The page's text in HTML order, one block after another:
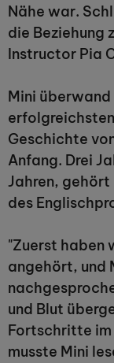
Nähe war.
die Beziehung
Instructor Pia
Mini
Geschichte
Anfang. Drei
Jahren, gehört
des
"Zuerst haben
angehört, und
und Blut
Fortschritte im
musste Mini